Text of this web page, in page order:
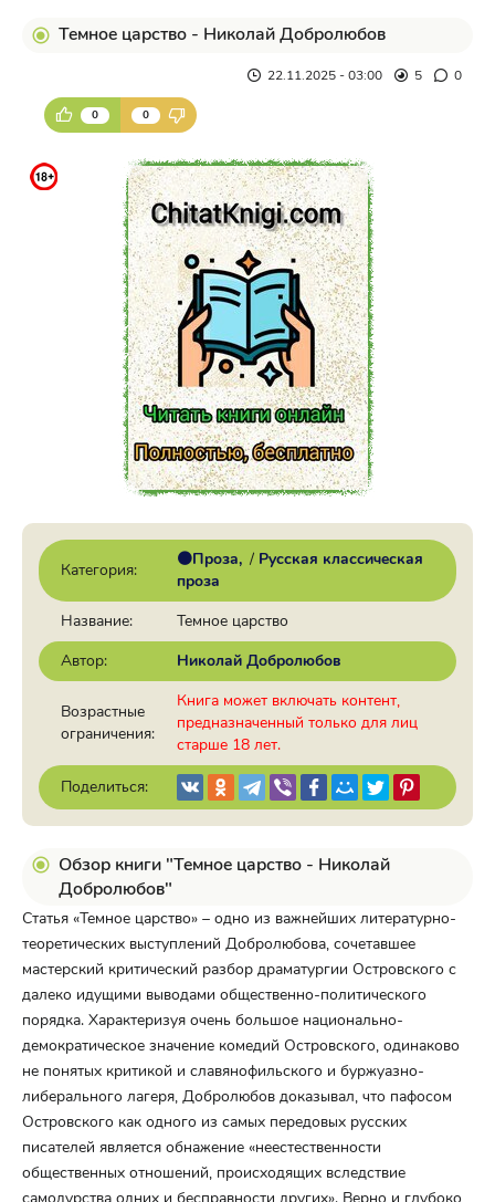
Темное царство - Николай Добролюбов
22.11.2025 - 03:00 5 0
0 0
Категория:
🟠Проза / Русская классическая
проза
Название:
Темное царство
Автор:
Николай Добролюбов
Возрастные
ограничения:
Книга может включать контент,
предназначенный только для лиц
старше 18 лет.
Поделиться:
Обзор книги "Темное царство - Николай
Добролюбов"
Статья «Темное царство» – одно из важнейших литературно-
теоретических выступлений Добролюбова, сочетавшее
мастерский критический разбор драматургии Островского с
далеко идущими выводами общественно-политического
порядка. Характеризуя очень большое национально-
демократическое значение комедий Островского, одинаково
не понятых критикой и славянофильского и буржуазно-
либерального лагеря, Добролюбов доказывал, что пафосом
Островского как одного из самых передовых русских
писателей является обнажение «неестественности
общественных отношений, происходящих вследствие